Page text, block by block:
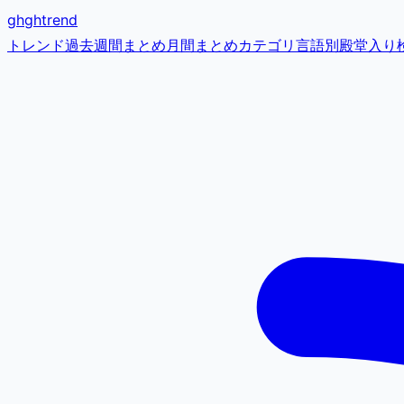
ghghtrend
トレンド過去週間まとめ月間まとめカテゴリ 言語別殿堂入り